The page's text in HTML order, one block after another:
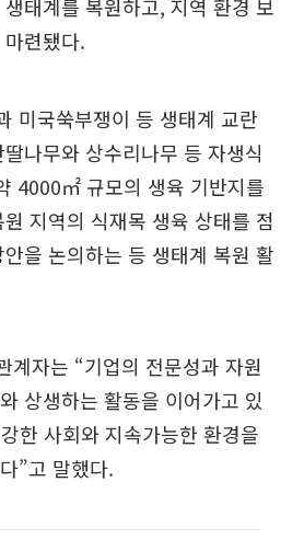
태계를 복원하고, 지역 환경 보
련됐다.
미국쑥부쟁이 등 생태계 교란
나무와 상수리나무 등 자생식
4000㎡ 규모의 생육 기반지를
지역의 식재목 생육 상태를 점
을 논의하는 등 생태계 복원 활
계자는 “기업의 전문성과 자원
상생하는 활동을 이어가고 있
한 사회와 지속가능한 환경을
”고 말했다.